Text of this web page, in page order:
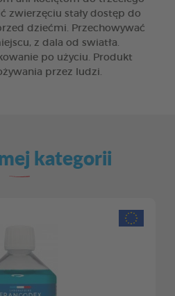
zwierzęciu stały dostęp do
dziećmi. Przechowywać
z dala od swiatła.
po użyciu. Produkt
przez ludzi.
kategorii